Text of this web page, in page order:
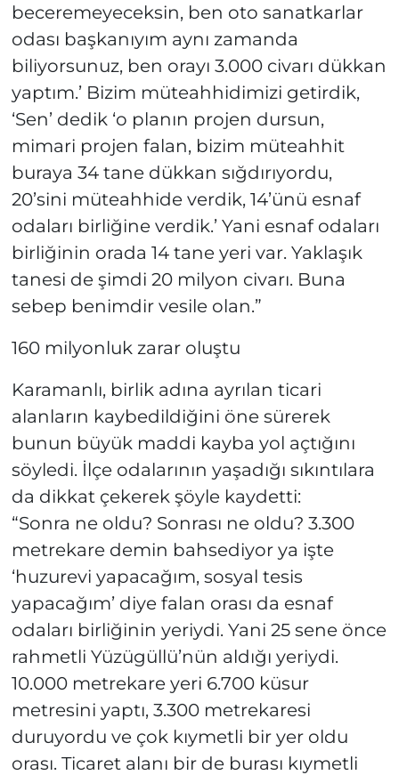
beceremeyeceksin, ben oto sanatkarlar
odası başkanıyım aynı zamanda
biliyorsunuz, ben orayı 3.000 civarı dükkan
yaptım.’ Bizim müteahhidimizi getirdik,
‘Sen’ dedik ‘o planın projen dursun,
mimari projen falan, bizim müteahhit
buraya 34 tane dükkan sığdırıyordu,
20’sini müteahhide verdik, 14’ünü esnaf
odaları birliğine verdik.’ Yani esnaf odaları
birliğinin orada 14 tane yeri var. Yaklaşık
tanesi de şimdi 20 milyon civarı. Buna
sebep benimdir vesile olan.”
160 milyonluk zarar oluştu
Karamanlı, birlik adına ayrılan ticari
alanların kaybedildiğini öne sürerek
bunun büyük maddi kayba yol açtığını
söyledi. İlçe odalarının yaşadığı sıkıntılara
da dikkat çekerek şöyle kaydetti:
“Sonra ne oldu? Sonrası ne oldu? 3.300
metrekare demin bahsediyor ya işte
‘huzurevi yapacağım, sosyal tesis
yapacağım’ diye falan orası da esnaf
odaları birliğinin yeriydi. Yani 25 sene önce
rahmetli Yüzügüllü’nün aldığı yeriydi.
10.000 metrekare yeri 6.700 küsur
metresini yaptı, 3.300 metrekaresi
duruyordu ve çok kıymetli bir yer oldu
orası. Ticaret alanı bir de burası kıymetli